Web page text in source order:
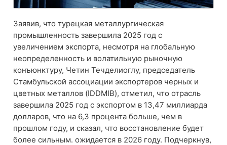
Заявив, что турецкая металлургическая
промышленность завершила 2025 год с
увеличением экспорта, несмотря на глобальную
неопределенность и волатильную рыночную
конъюнктуру, Четин Течделиоглу, председатель
Стамбульской ассоциации экспортеров черных и
цветных металлов (IDDMIB), отметил, что отрасль
завершила 2025 год с экспортом в 13,47 миллиарда
долларов, что на 6,3 процента больше, чем в
прошлом году, и сказал, что восстановление будет
более сильным. ожидается в 2026 году. Подчеркнув,